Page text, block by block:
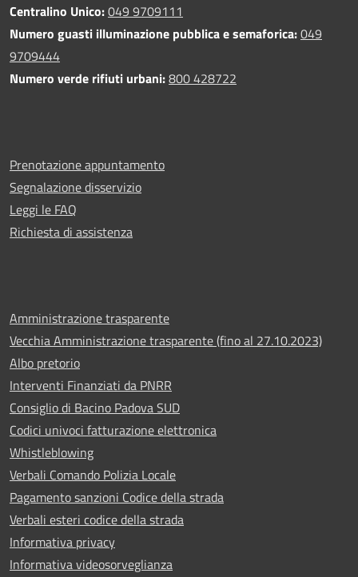
Centralino Unico:049 9709111
Numero guasti illuminazione pubblica e semaforica:049
9709444
Numero verde rifiuti urbani:800 428722
Prenotazione appuntamento
Segnalazione disservizio
Leggi le FAQ
Richiesta di assistenza
Amministrazione trasparente
Vecchia Amministrazione trasparente (fino al 27.10.2023)
Albo pretorio
Interventi Finanziati da PNRR
Consiglio di Bacino Padova SUD
Codici univoci fatturazione elettronica
Whistleblowing
Verbali Comando Polizia Locale
Pagamento sanzioni Codice della strada
Verbali esteri codice della strada
Informativa privacy
Informativa videosorveglianza